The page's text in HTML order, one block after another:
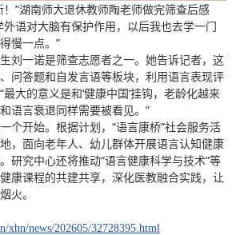
！”湖南师大退休教师陶老师做完筛查后感
外语对大脑有保护作用，以后我也去学一门
慢一点。”
刘一诺是筛查志愿者之一。她告诉记者，这
问答题和自发言语等板块，利用语言表现评
大的意义是和‘健康中国’挂钩，老龄化越来
语言衰退同样需要被看见。”
个开始。根据计划，“语言康桥”社会服务活
，面向老年人、幼儿群体开展语言认知健康
研究中心还将推动“语言健康科学与技术”等
康课程的共建共享，深化医教融合实践，让
火。
xhn/news/202605/32728395.html